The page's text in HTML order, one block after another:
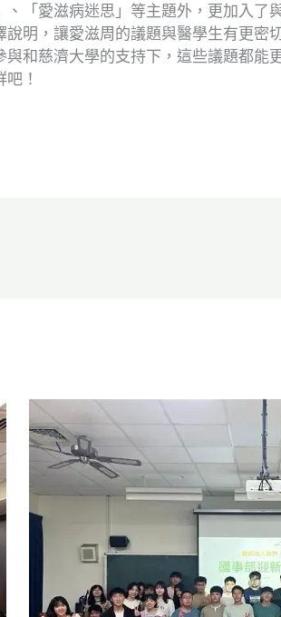
「愛滋病迷思」等主題外，更加入了
明，讓愛滋周的議題與醫學生有更密
和慈濟大學的支持下，這些議題都能
！